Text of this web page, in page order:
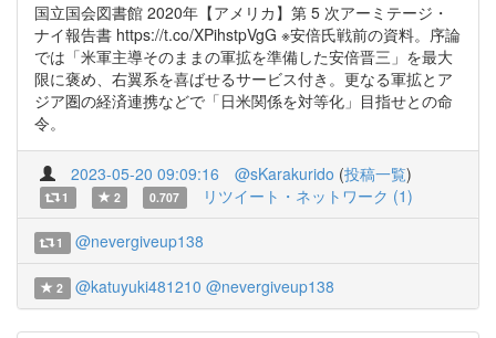
国立国会図書館 2020年【アメリカ】第 5 次アーミテージ・
ナイ報告書 https://t.co/XPihstpVgG ※安倍氏戦前の資料。序論
では「米軍主導そのままの軍拡を準備した安倍晋三」を最大
限に褒め、右翼系を喜ばせるサービス付き。更なる軍拡とア
ジア圏の経済連携などで「日米関係を対等化」目指せとの命
令。
2023-05-20 09:09:16 @sKarakurido (投稿一覧)
1 2 0.707 リツイート・ネットワーク (1)
1 @nevergiveup138
2 @katuyuki481210 @nevergiveup138